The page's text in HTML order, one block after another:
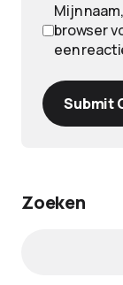
Mijn
browser
een
Submit
Zoeken